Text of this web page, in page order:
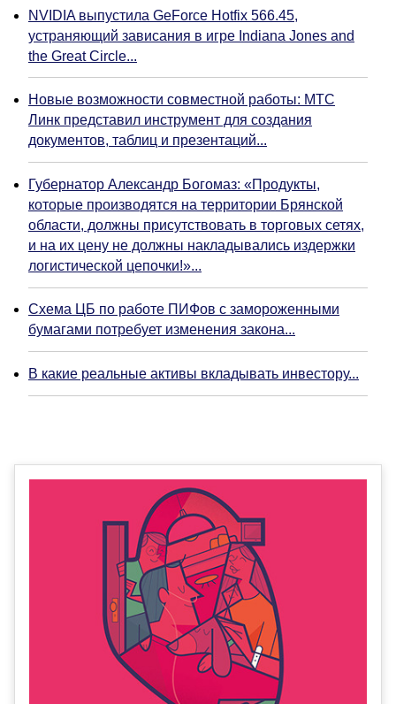
NVIDIA выпустила GeForce Hotfix 566.45,
устраняющий зависания в игре Indiana Jones and
the Great Circle...
Новые возможности совместной работы: МТС
Линк представил инструмент для создания
документов, таблиц и презентаций...
Губернатор Александр Богомаз: «Продукты,
которые производятся на территории Брянской
области, должны присутствовать в торговых сетях,
и на их цену не должны накладывались издержки
логистической цепочки!»...
Схема ЦБ по работе ПИФов с замороженными
бумагами потребует изменения закона...
В какие реальные активы вкладывать инвестору...